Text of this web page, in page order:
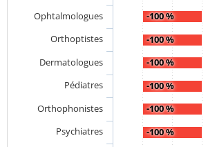
-100 %
-100 %
-100 %
-100 %
-100 %
-100 %
Ophtalmologues
Orthoptistes
Dermatologues
Pédiatres
Orthophonistes
Psychiatres